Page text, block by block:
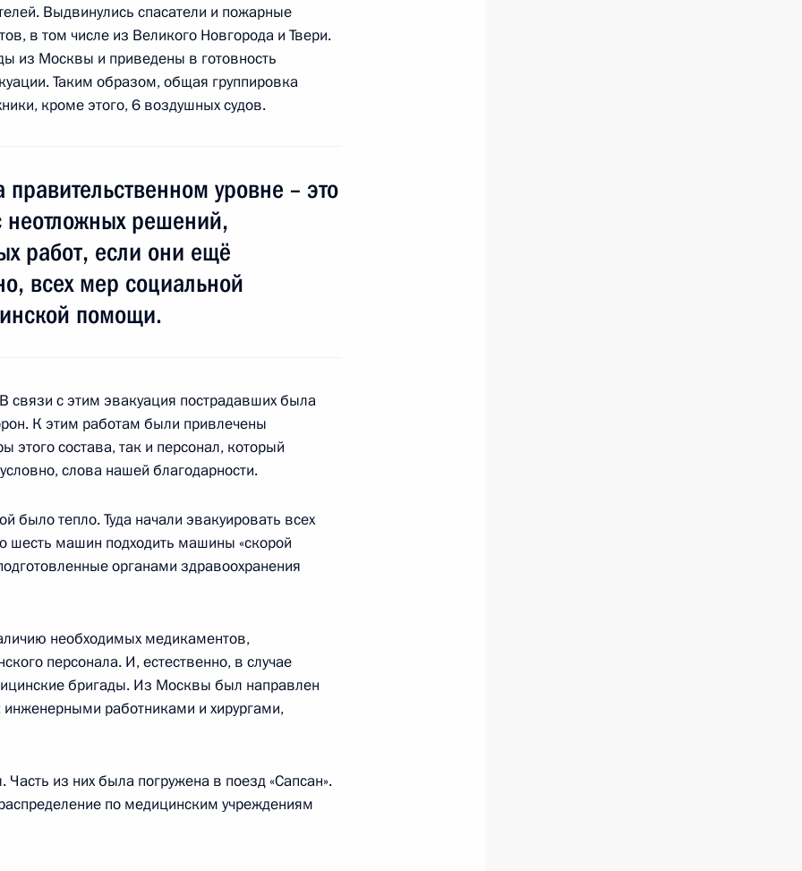
Горки
ликвидации
совещание в связи
Тверской области
Курманбек Бакиев
Аравии в связи с гибелью
Выдвинулись спасатели и пожарные
в том числе из Великого Новгорода и Твери.
из Москвы и приведены в готовность
Таким образом, общая группировка
кроме этого, 6 воздушных судов.
уровне – это
неотложных решений,
работ, если они ещё
всех мер социальной
помощи.
связи с этим эвакуация пострадавших была
К этим работам были привлечены
этого состава, так и персонал, который
слова нашей благодарности.
было тепло. Туда начали эвакуировать всех
шесть машин подходить машины «скорой
органами здравоохранения
необходимых медикаментов,
персонала. И, естественно, в случае
бригады. Из Москвы был направлен
работниками и хирургами,
из них была погружена в поезд «Сапсан».
по медицинским учреждениям